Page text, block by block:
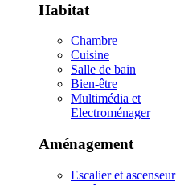
Habitat
Chambre
Cuisine
Salle de bain
Bien-être
Multimédia et
Electroménager
Aménagement
Escalier et ascenseur